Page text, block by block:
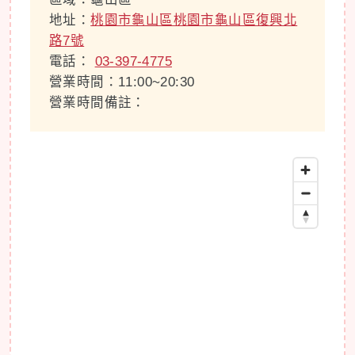
地址：桃園市龜山區桃園市龜山區復興北
路7號
電話： 03-397-4775
營業時間：11:00~20:30
營業時間備註：